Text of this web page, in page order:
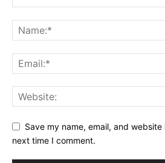
Save my name, email, and
next time I comment.